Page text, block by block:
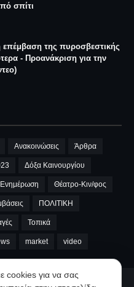
σπίτι
επέμβαση της πυροσβεστικής
- Προανάκριση για την
Ανακοινώσεις Άρθρα
Δόξα Καινουργίου
Ενημέρωση Θέατρο-Κιν/φος
ΠΟΛΙΤΙΚΗ
Τοπικά
market video
cookies για να σας